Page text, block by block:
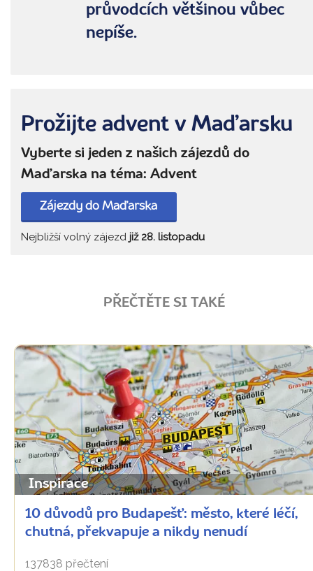
průvodcích většinou vůbec
nepíše.
Prožijte advent v Maďarsku
Vyberte si jeden z našich zájezdů do
Maďarska na téma: Advent
Zájezdy do Maďarska
Nejbližší volný zájezd již 28. listopadu
PŘEČTĚTE SI TAKÉ
Inspirace
10 důvodů pro Budapešť: město, které léčí,
chutná, překvapuje a nikdy nenudí
137838 přečtení